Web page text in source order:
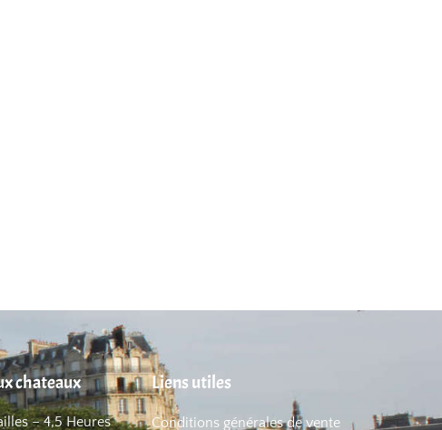
chateaux
– 4,5 Heures
Liens utiles
Conditions générales de vente